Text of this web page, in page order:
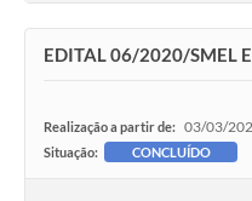
EDITAL 06/2020/SMEL
Realização a partir de: 03/03/
Situação: CONCLUÍDO